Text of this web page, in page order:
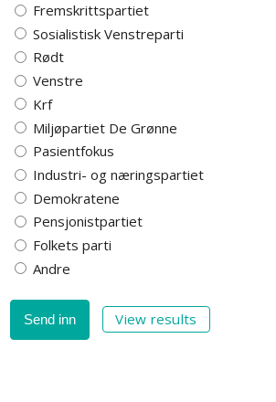
Fremskrittspartiet
Sosialistisk Venstreparti
Rødt
Venstre
Krf
Miljøpartiet De Grønne
Pasientfokus
Industri- og næringspartiet
Demokratene
Pensjonistpartiet
Folkets parti
Andre
View results